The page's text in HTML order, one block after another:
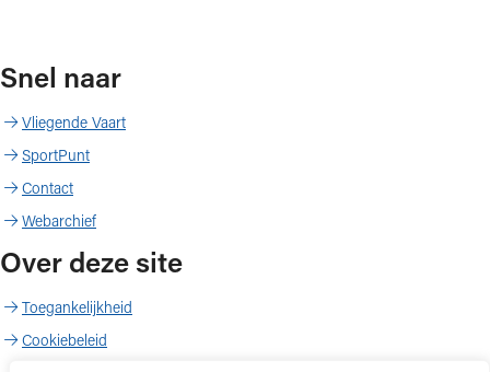
Snel naar
Vliegende Vaart
SportPunt
Contact
Webarchief
Over deze site
Toegankelijkheid
Cookiebeleid